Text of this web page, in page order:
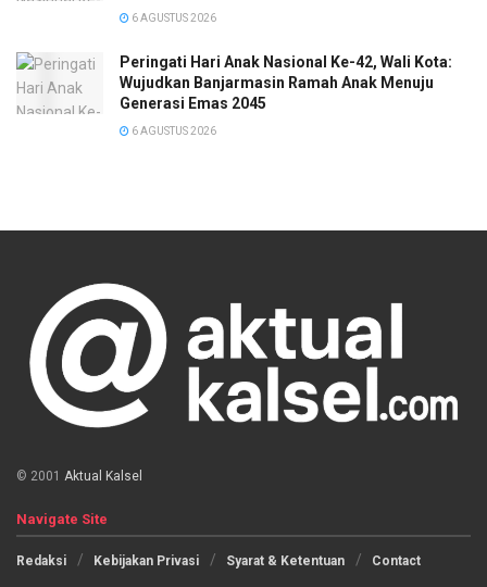
6 AGUSTUS 2026
Peringati Hari Anak Nasional Ke-42, Wali Kota:
Wujudkan Banjarmasin Ramah Anak Menuju
Generasi Emas 2045
6 AGUSTUS 2026
© 2001 Aktual Kalsel
Navigate Site
Redaksi Kebijakan Privasi Syarat & Ketentuan Contact